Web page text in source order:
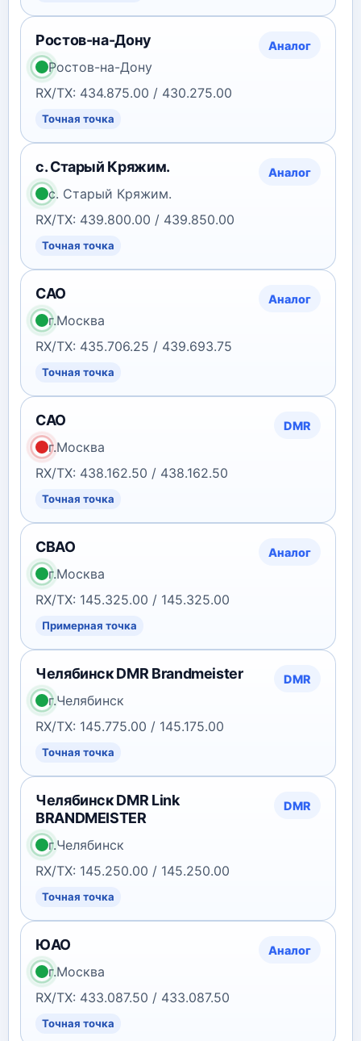
Ростов-на-Дону Аналог
Ростов-на-Дону
RX/TX: 434.875.00 / 430.275.00
Точная точка
с. Старый Кряжим. Аналог
с. Старый Кряжим.
RX/TX: 439.800.00 / 439.850.00
Точная точка
САО Аналог
г.Москва
RX/TX: 435.706.25 / 439.693.75
Точная точка
САО DMR
г.Москва
RX/TX: 438.162.50 / 438.162.50
Точная точка
СВАО Аналог
г.Москва
RX/TX: 145.325.00 / 145.325.00
Примерная точка
Челябинск DMR Brandmeister DMR
г.Челябинск
RX/TX: 145.775.00 / 145.175.00
Точная точка
Челябинск DMR Link
BRANDMEISTER
DMR
г.Челябинск
RX/TX: 145.250.00 / 145.250.00
Точная точка
ЮАО Аналог
г.Москва
RX/TX: 433.087.50 / 433.087.50
Точная точка